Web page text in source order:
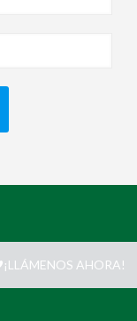
¡LLÁMENOS AHORA!